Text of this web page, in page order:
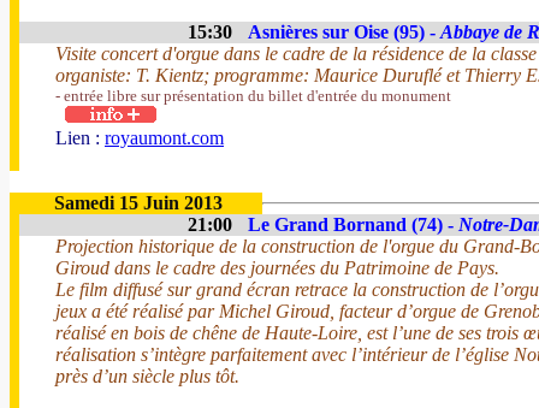
15:30 Asnières sur Oise (95) - Abbaye de
Visite concert d'orgue dans le cadre de la résidence de la
organiste: T. Kientz; programme: Maurice Duruflé et Thierry
- entrée libre sur présentation du billet d'entrée du monument
Lien : royaumont.com
Samedi 15 Juin 2013
21:00
Le Grand Bornand (74) - Notre-
Projection historique de la construction de l'orgue du Grand-
Giroud dans le cadre des journées du Patrimoine de Pays.
Le film diffusé sur grand écran retrace la construction de
jeux a été réalisé par Michel Giroud, facteur d’orgue de
réalisé en bois de chêne de Haute-Loire, est l’une de ses trois
réalisation s’intègre parfaitement avec l’intérieur de l’église
près d’un siècle plus tôt.